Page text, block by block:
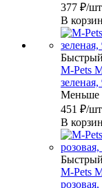
377 ₽/шт
В
M-Pets
Меньше
451 ₽/шт
В
M-Pets